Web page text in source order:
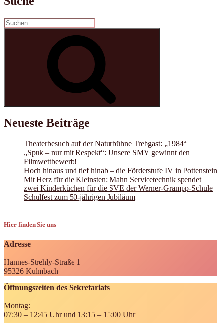
Suchen
nach:
Neueste Beiträge
Theaterbesuch auf der Naturbühne Trebgast: „1984“
„Spuk – nur mit Respekt“: Unsere SMV gewinnt den
Filmwettbewerb!
Hoch hinaus und tief hinab – die Förderstufe IV in Pottenstein
Mit Herz für die Kleinsten: Mahn Servicetechnik spendet
zwei Kinderküchen für die SVE der Werner-Grampp-Schule
Schulfest zum 50-jährigen Jubiläum
Hier finden Sie uns
Adresse
Hannes-Strehly-Straße 1
95326 Kulmbach
Öffnungszeiten des Sekretariats
Montag:
07:30 – 12:45 Uhr und 13:15 – 15:00 Uhr